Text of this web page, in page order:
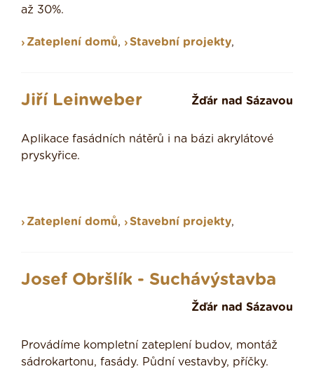
až 30%.
Zateplení domů, Stavební projekty,
Jiří Leinweber Žďár nad Sázavou
Aplikace fasádních nátěrů i na bázi akrylátové
pryskyřice.
Zateplení domů, Stavební projekty,
Josef Obršlík - Suchávýstavba
Žďár nad Sázavou
Provádíme kompletní zateplení budov, montáž
sádrokartonu, fasády. Půdní vestavby, příčky.